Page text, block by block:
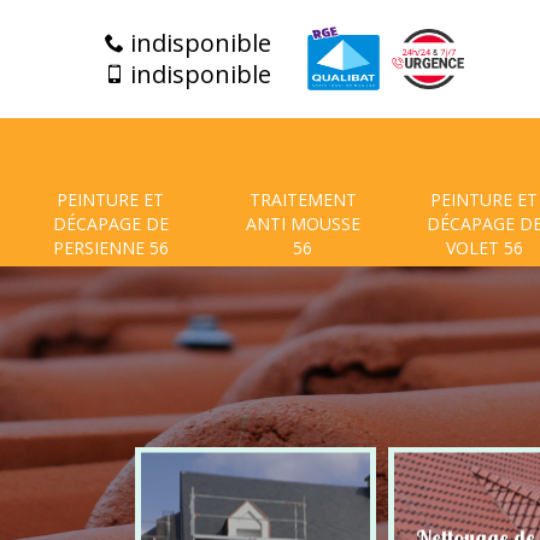
indisponible
indisponible
PEINTURE ET
DÉCAPAGE DE
PERSIENNE 56
TRAITEMENT
ANTI MOUSSE
56
PEINTURE ET
DÉCAPAGE
VOLET 56